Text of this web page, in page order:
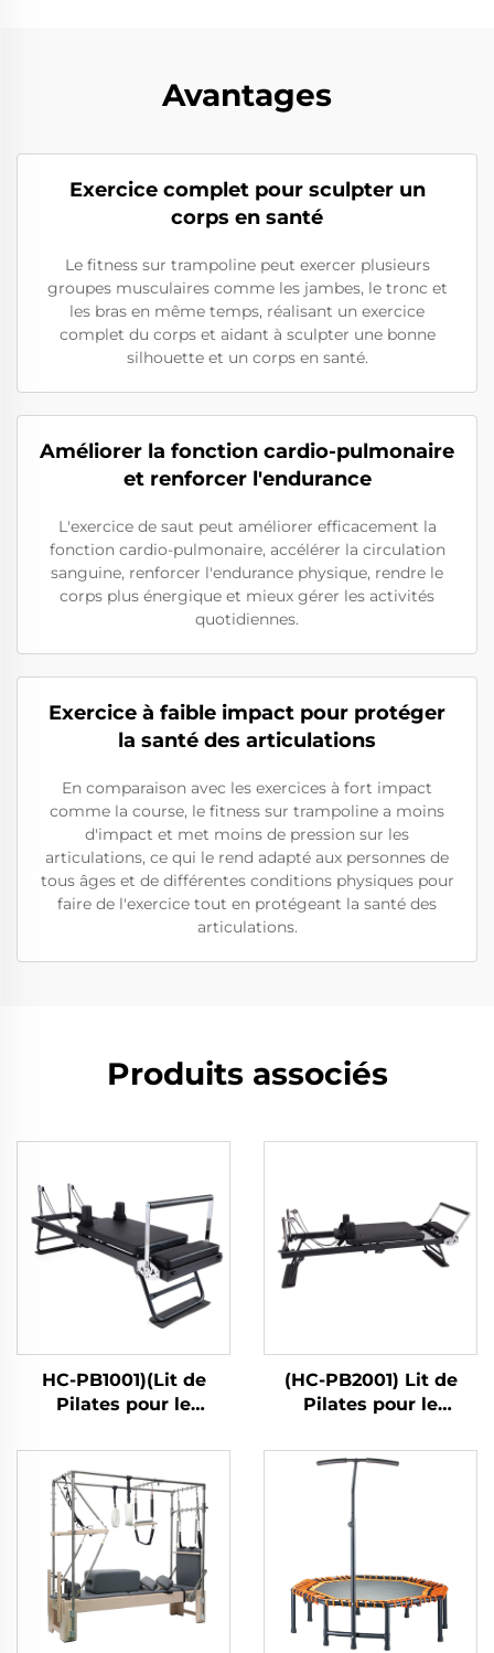
Avantages
Exercice complet pour sculpter un
corps en santé
Le fitness sur trampoline peut exercer plusieurs
groupes musculaires comme les jambes, le tronc et
les bras en même temps, réalisant un exercice
complet du corps et aidant à sculpter une bonne
silhouette et un corps en santé.
Améliorer la fonction cardio-pulmonaire
et renforcer l'endurance
L'exercice de saut peut améliorer efficacement la
fonction cardio-pulmonaire, accélérer la circulation
sanguine, renforcer l'endurance physique, rendre le
corps plus énergique et mieux gérer les activités
quotidiennes.
Exercice à faible impact pour protéger
la santé des articulations
En comparaison avec les exercices à fort impact
comme la course, le fitness sur trampoline a moins
d'impact et met moins de pression sur les
articulations, ce qui le rend adapté aux personnes de
tous âges et de différentes conditions physiques pour
faire de l'exercice tout en protégeant la santé des
articulations.
Produits associés
HC-PB1001)(Lit de
Pilates pour le
musculaire à domicile
(HC-PB2001) Lit de
Pilates pour le
musculaire à domicile